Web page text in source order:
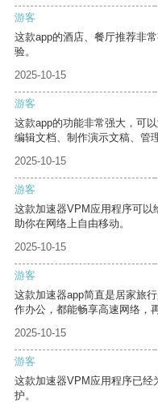
游客
这款app的酒店、餐厅推荐非
验。
2025-10-15
游客
这款app的功能非常强大，可
编辑文档、制作演示文稿、管
2025-10-15
游客
这款加速器VPM应用程序可以
助你在网络上自由移动。
2025-10-15
游客
这款加速器app简直是居家旅
作办公，都能畅享高速网络，
2025-10-15
游客
这款加速器VPM应用程序已经
护。